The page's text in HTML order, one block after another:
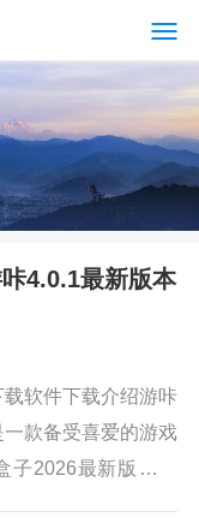
4.0.1最新版本
软件下载介绍游咔
款备受喜爱的游戏
子2026最新版游戏